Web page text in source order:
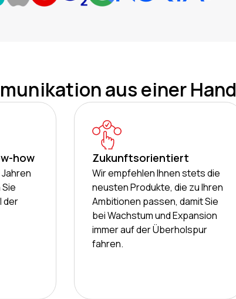
aus einer Hand
how
der
Zukunftsorientiert
Wir empfehlen Ihnen stets die
neusten Produkte, die zu Ihren
Ambitionen passen, damit Sie
bei Wachstum und Expansion
immer auf der Überholspur
fahren.